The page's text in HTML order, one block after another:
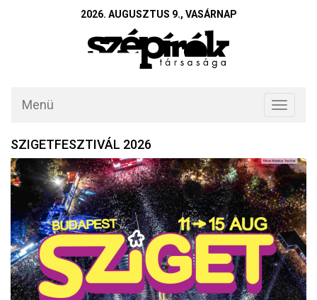
2026. AUGUSZTUS 9., VASÁRNAP
Toggle
Menü
SZIGETFESZTIVÁL 2026